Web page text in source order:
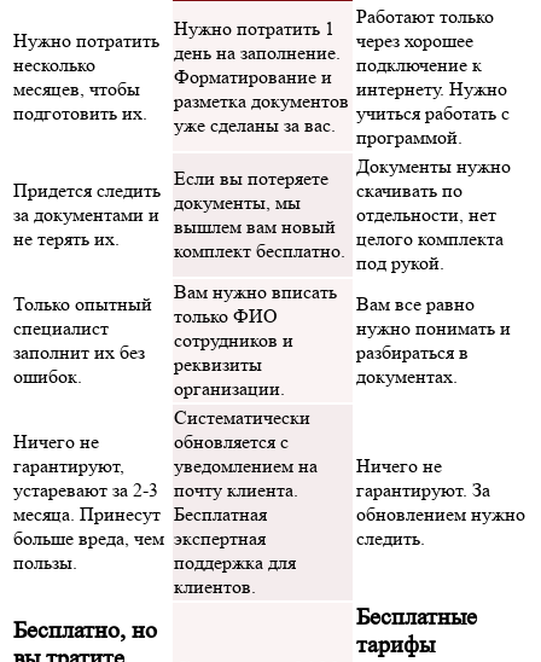
Нужно потратить
несколько
месяцев, чтобы
подготовить их.
Нужно потратить 1
день на заполнение.
Форматирование и
разметка документов
уже сделаны за вас.
Работают только
через хорошее
подключение к
интернету. Нужно
учиться работать с
программой.
Придется следить
за документами и
не терять их.
Если вы потеряете
документы, мы
вышлем вам новый
комплект бесплатно.
Документы нужно
скачивать по
отдельности, нет
целого комплекта
под рукой.
Только опытный
специалист
заполнит их без
ошибок.
Вам нужно вписать
только ФИО
сотрудников и
реквизиты
организации.
Вам все равно
нужно понимать и
разбираться в
документах.
Ничего не
гарантируют,
устаревают за 2-3
месяца. Принесут
больше вреда, чем
пользы.
Систематически
обновляется с
уведомлением на
почту клиента.
Бесплатная
экспертная
поддержка для
клиентов.
Ничего не
гарантируют. За
обновлением нужно
следить.
Бесплатно, но
Бесплатные
тарифы